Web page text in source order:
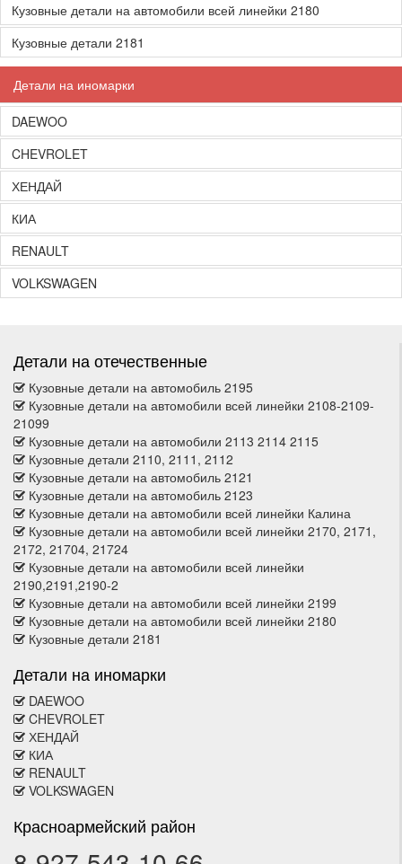
Кузовные детали на автомобили всей линейки 2180
Кузовные детали 2181
Детали на иномарки
DAEWOO
CHEVROLET
ХЕНДАЙ
КИА
RENAULT
VOLKSWAGEN
Детали на отечественные
Кузовные детали на автомобиль 2195
Кузовные детали на автомобили всей линейки 2108-2109-
21099
Кузовные детали на автомобили 2113 2114 2115
Кузовные детали 2110, 2111, 2112
Кузовные детали на автомобиль 2121
Кузовные детали на автомобиль 2123
Кузовные детали на автомобили всей линейки Калина
Кузовные детали на автомобили всей линейки 2170, 2171,
2172, 21704, 21724
Кузовные детали на автомобили всей линейки
2190,2191,2190-2
Кузовные детали на автомобили всей линейки 2199
Кузовные детали на автомобили всей линейки 2180
Кузовные детали 2181
Детали на иномарки
DAEWOO
CHEVROLET
ХЕНДАЙ
КИА
RENAULT
VOLKSWAGEN
Красноармейский район